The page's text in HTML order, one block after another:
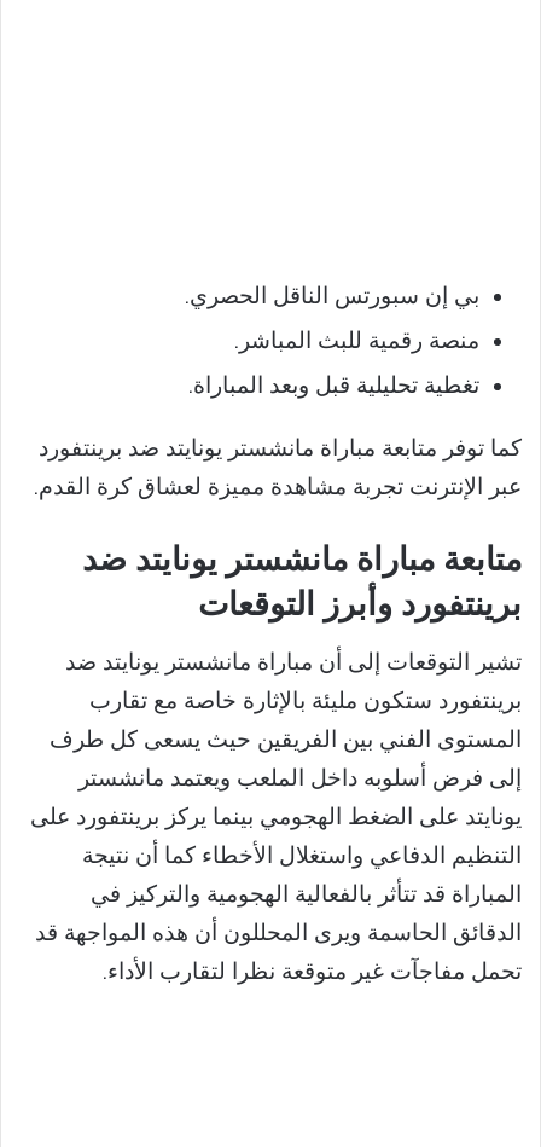
بي إن سبورتس الناقل الحصري.
منصة رقمية للبث المباشر.
تغطية تحليلية قبل وبعد المباراة.
كما توفر متابعة مباراة مانشستر يونايتد ضد برينتفورد
عبر الإنترنت تجربة مشاهدة مميزة لعشاق كرة القدم.
متابعة مباراة مانشستر يونايتد ضد
برينتفورد وأبرز التوقعات
تشير التوقعات إلى أن مباراة مانشستر يونايتد ضد
برينتفورد ستكون مليئة بالإثارة خاصة مع تقارب
المستوى الفني بين الفريقين حيث يسعى كل طرف
إلى فرض أسلوبه داخل الملعب ويعتمد مانشستر
يونايتد على الضغط الهجومي بينما يركز برينتفورد على
التنظيم الدفاعي واستغلال الأخطاء كما أن نتيجة
المباراة قد تتأثر بالفعالية الهجومية والتركيز في
الدقائق الحاسمة ويرى المحللون أن هذه المواجهة قد
تحمل مفاجآت غير متوقعة نظرا لتقارب الأداء.